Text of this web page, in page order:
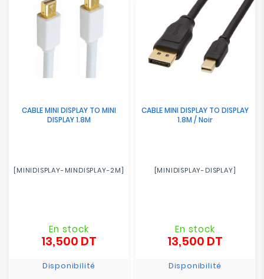
CABLE MINI DISPLAY TO MINI
DISPLAY 1.8M
[MINIDISPLAY-MINDISPLAY-2M]
En stock
13,500 DT
Disponibilité
CABLE MINI DISPLAY TO DISPLAY
1.8M / Noir
[MINIDISPLAY-DISPLAY]
En stock
13,500 DT
Disponibilité